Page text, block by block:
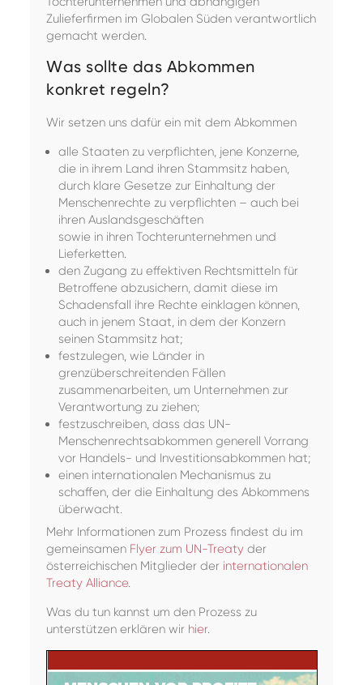
Zulieferfirmen im Globalen Süden verantwortlich
gemacht werden.
Was sollte das Abkommen
konkret regeln?
Wir setzen uns dafür ein mit dem Abkommen
alle Staaten zu verpflichten, jene Konzerne,
die in ihrem Land ihren Stammsitz haben,
durch klare Gesetze zur Einhaltung der
Menschenrechte zu verpflichten – auch bei
ihren Auslandsgeschäften
sowie in ihren Tochterunternehmen und
Lieferketten.
den Zugang zu effektiven Rechtsmitteln für
Betroffene abzusichern, damit diese im
Schadensfall ihre Rechte einklagen können,
auch in jenem Staat, in dem der Konzern
seinen Stammsitz hat;
festzulegen, wie Länder in
grenzüberschreitenden Fällen
zusammenarbeiten, um Unternehmen zur
Verantwortung zu ziehen;
festzuschreiben, dass das UN-
Menschenrechtsabkommen generell Vorrang
vor Handels- und Investitionsabkommen hat;
einen internationalen Mechanismus zu
schaffen, der die Einhaltung des Abkommens
überwacht.
Mehr Informationen zum Prozess findest du im
gemeinsamen Flyer zum UN-Treaty der
österreichischen Mitglieder der internationalen
Treaty Alliance.
Was du tun kannst um den Prozess zu
unterstützen erklären wir hier.